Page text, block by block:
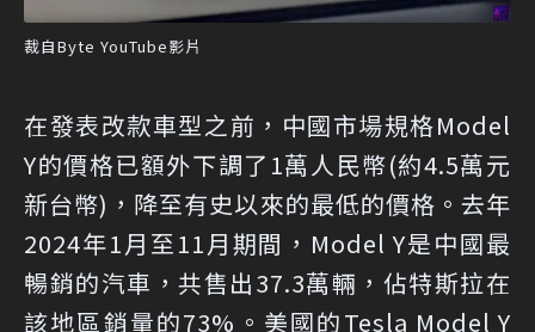
裁自Byte YouTube影片
在發表改款車型之前，中國市場規格Model
Y的價格已額外下調了1萬人民幣(約4.5萬元
新台幣)，降至有史以來的最低的價格。去年
2024年1月至11月期間，Model Y是中國最
暢銷的汽車，共售出37.3萬輛，佔特斯拉在
該地區銷量的73%。美國的Tesla Model Y